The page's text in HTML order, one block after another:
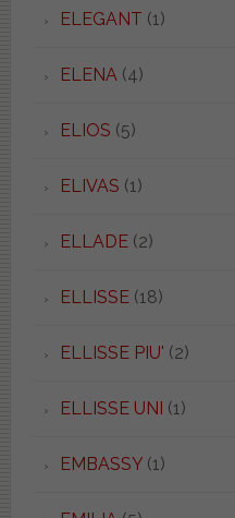
ELEGANT (1)
ELENA (4)
ELIOS (5)
ELIVAS (1)
ELLADE(2)
ELLISSE(18)
ELLISSE PIU' (2)
ELLISSE UNI (1)
EMBASSY(1)